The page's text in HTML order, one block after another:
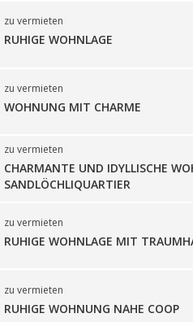
zu vermieten
RUHIGE WOHNLAGE
zu vermieten
WOHNUNG MIT CHARME
zu vermieten
CHARMANTE UND IDYLLISCHE
SANDLÖCHLIQUARTIER
zu vermieten
RUHIGE WOHNLAGE MIT
zu vermieten
RUHIGE WOHNUNG NAHE COOP